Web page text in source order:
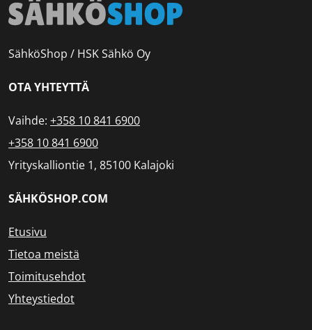
SähköShop / HSK Sähkö Oy
OTA YHTEYTTÄ
Vaihde: +358 10 841 6900
+358 10 841 6900
Yrityskalliontie 1, 85100 Kalajoki
SÄHKÖSHOP.COM
Etusivu
Tietoa meistä
Toimitusehdot
Yhteystiedot